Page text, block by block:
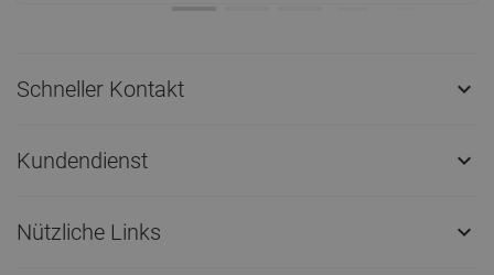
Schneller Kontakt 
Kundendienst 
Nützliche Links 